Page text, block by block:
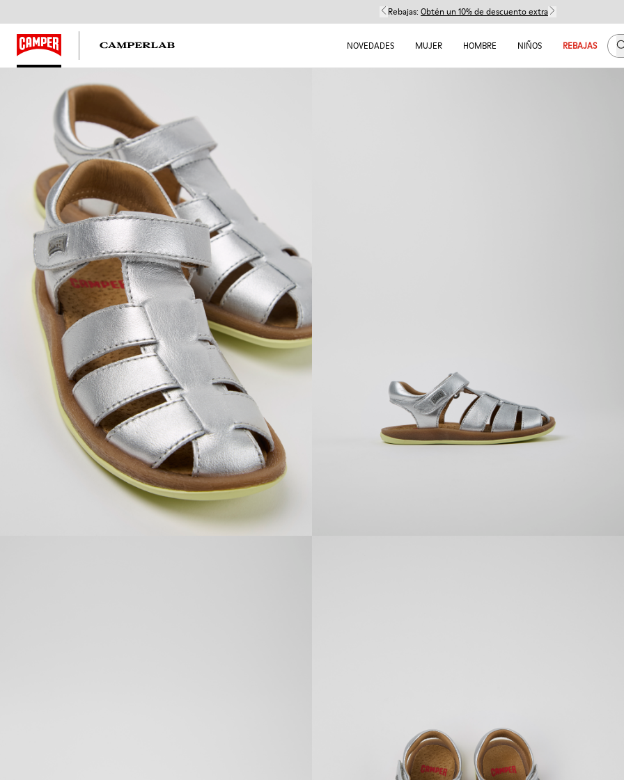
Rebajas: Obtén un 10% de descuento extra
NOVEDADES MUJER HOMBRE NIÑOS REBAJAS